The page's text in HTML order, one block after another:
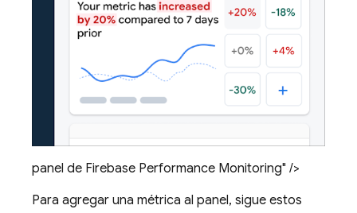
panel de Firebase Performance Monitoring" />
Para agregar una métrica al panel, sigue estos